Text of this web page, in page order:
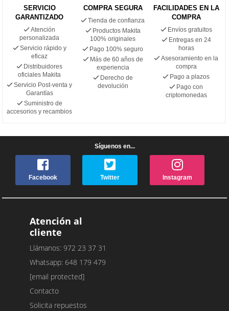
SERVICIO
GARANTIZADO
Atención
personalizada
Servicio rápido y
eficaz
Distribuidores
oficiales Makita
Servicio Post-venta y
Garantías
Suministro de
accesorios y recambios
COMPRA SEGURA
Tienda de confianza
Productos Makita
100% originales
Pago 100% seguro
Más de 60 años de
experiencia
Derecho de
devolución
FACILIDADES EN LA
COMPRA
Envíos gratuitos
Entregas en 24
horas
Asesoramiento en la
compra
Pago a plazos
Pago con
criptomonedas
Síguenos en...
Facebook Twitter Instagram
Atención al
cliente
Llámanos: 972 23 37 31
Whatsapp: 648 179 479
[email protected]
Contacto
Solicita repuestos